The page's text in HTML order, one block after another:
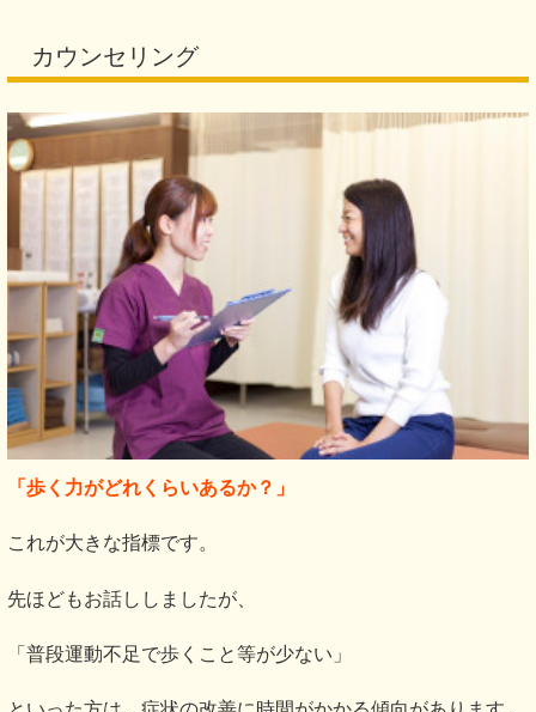
カウンセリング
「歩く力がどれくらいあるか？」
これが大きな指標です。
先ほどもお話ししましたが、
「普段運動不足で歩くこと等が少ない」